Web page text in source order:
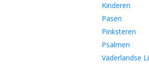
Kinderen
Pasen
Pinksteren
Psalmen
Vaderlandse